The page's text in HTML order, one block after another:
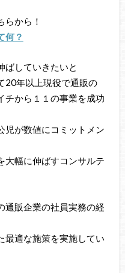
から！
何？
ばしていきたいと
20年以上現役で通販の
チから１１の事業を成功
児が数値にコミットメン
大幅に伸ばすコンサルテ
通販企業の社員実務の経
最適な施策を実施してい